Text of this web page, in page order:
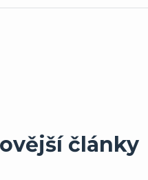
články